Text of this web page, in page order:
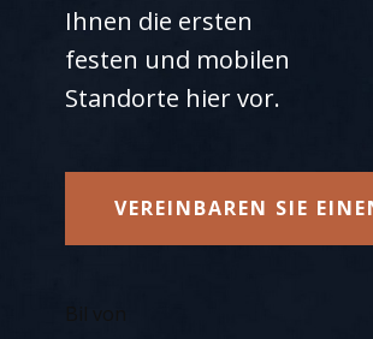
Ihnen die ersten
festen und mobilen
Standorte hier vor.
VEREINBAREN SIE